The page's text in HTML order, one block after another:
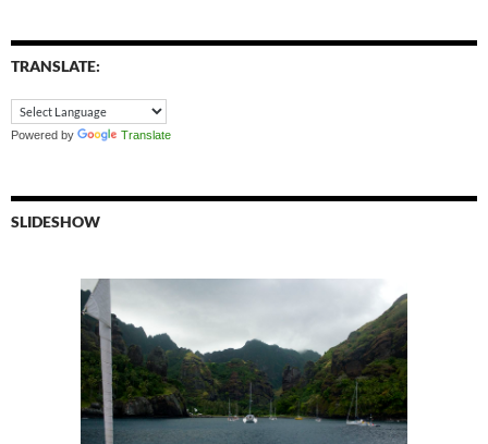
TRANSLATE:
Powered by Translate
SLIDESHOW